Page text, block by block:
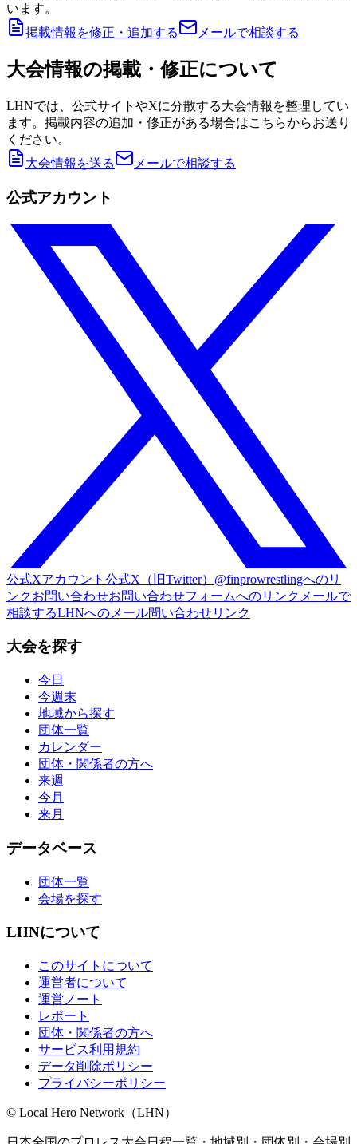
います。
掲載情報を修正・追加する
メールで相談する
大会情報の掲載・修正について
LHNでは、公式サイトやXに分散する大会情報を整理してい
ます。掲載内容の追加・修正がある場合はこちらからお送り
ください。
大会情報を送る
メールで相談する
公式アカウント
公式Xアカウント 公式X（旧Twitter）@finprowrestlingへのリ
ンクお問い合わせお問い合わせフォームへのリンク メールで
相談するLHNへのメール問い合わせリンク
大会を探す
今日
今週末
地域から探す
団体一覧
カレンダー
団体・関係者の方へ
来週
今月
来月
データベース
団体一覧
会場を探す
LHNについて
このサイトについて
運営者について
運営ノート
レポート
団体・関係者の方へ
サービス利用規約
データ削除ポリシー
プライバシーポリシー
© Local Hero Network（LHN）